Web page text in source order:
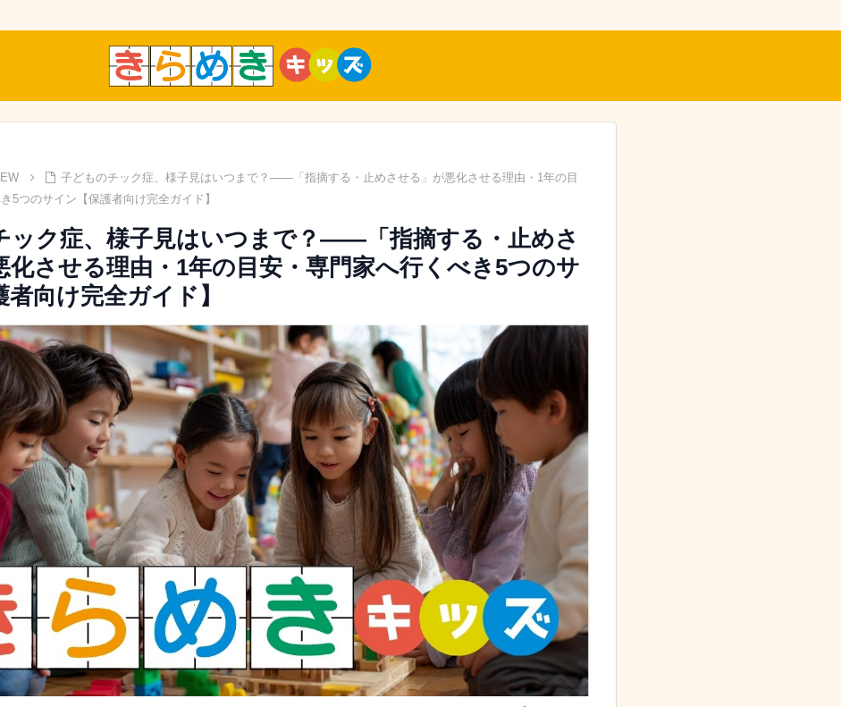
子どものチック症、様子見はいつまで？——「指摘する・止めさせる」が悪化させる理由・1年の目
5つのサイン【保護者向け完全ガイド】
ック症、様子見はいつまで？——「指摘する・止めさ
化させる理由・1年の目安・専門家へ行くべき5つのサ
向け完全ガイド】